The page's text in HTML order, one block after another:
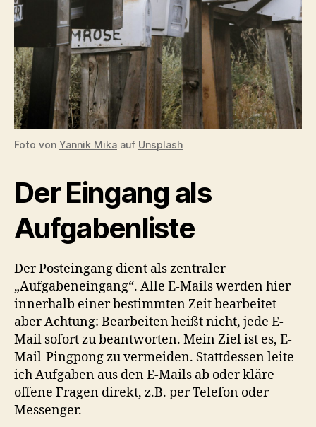
Foto von Yannik Mika auf Unsplash
Der Eingang als
Aufgabenliste
Der Posteingang dient als zentraler
„Aufgabeneingang“. Alle E-Mails werden hier
innerhalb einer bestimmten Zeit bearbeitet –
aber Achtung: Bearbeiten heißt nicht, jede E-
Mail sofort zu beantworten. Mein Ziel ist es, E-
Mail-Pingpong zu vermeiden. Stattdessen leite
ich Aufgaben aus den E-Mails ab oder kläre
offene Fragen direkt, z.B. per Telefon oder
Messenger.